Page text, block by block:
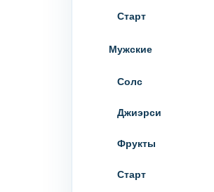
Старт
Мужские
Солс
Джиэрси
Фрукты
Старт